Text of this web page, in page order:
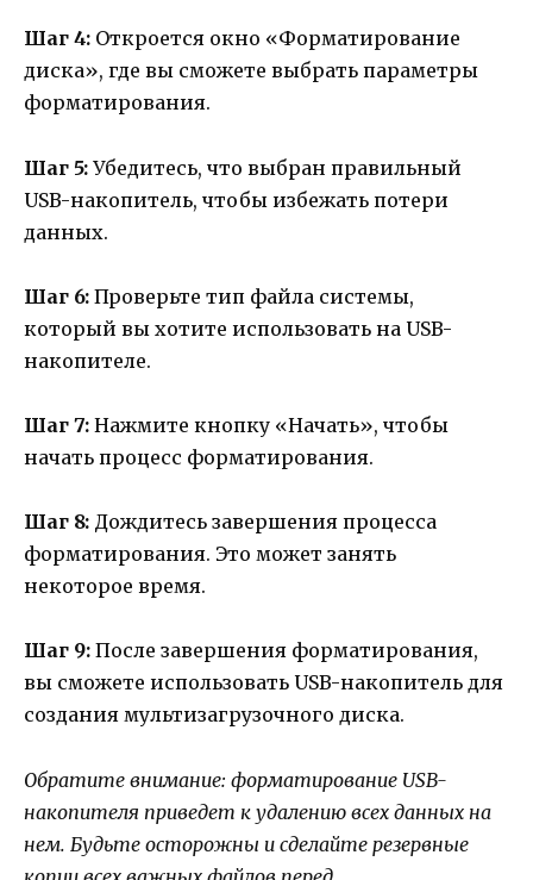
Шаг 4: Откроется окно «Форматирование
диска», где вы сможете выбрать параметры
форматирования.
Шаг 5: Убедитесь, что выбран правильный
USB-накопитель, чтобы избежать потери
данных.
Шаг 6: Проверьте тип файла системы,
который вы хотите использовать на USB-
накопителе.
Шаг 7: Нажмите кнопку «Начать», чтобы
начать процесс форматирования.
Шаг 8: Дождитесь завершения процесса
форматирования. Это может занять
некоторое время.
Шаг 9: После завершения форматирования,
вы сможете использовать USB-накопитель для
создания мультизагрузочного диска.
Обратите внимание: форматирование USB-
накопителя приведет к удалению всех данных на
нем. Будьте осторожны и сделайте резервные